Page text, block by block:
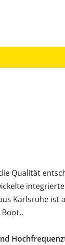
Qualität
Karlsruhe ist